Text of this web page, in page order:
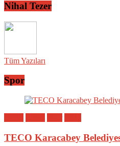
Nihal Tezer
Tüm Yazıları
Spor
TECO Karacabey